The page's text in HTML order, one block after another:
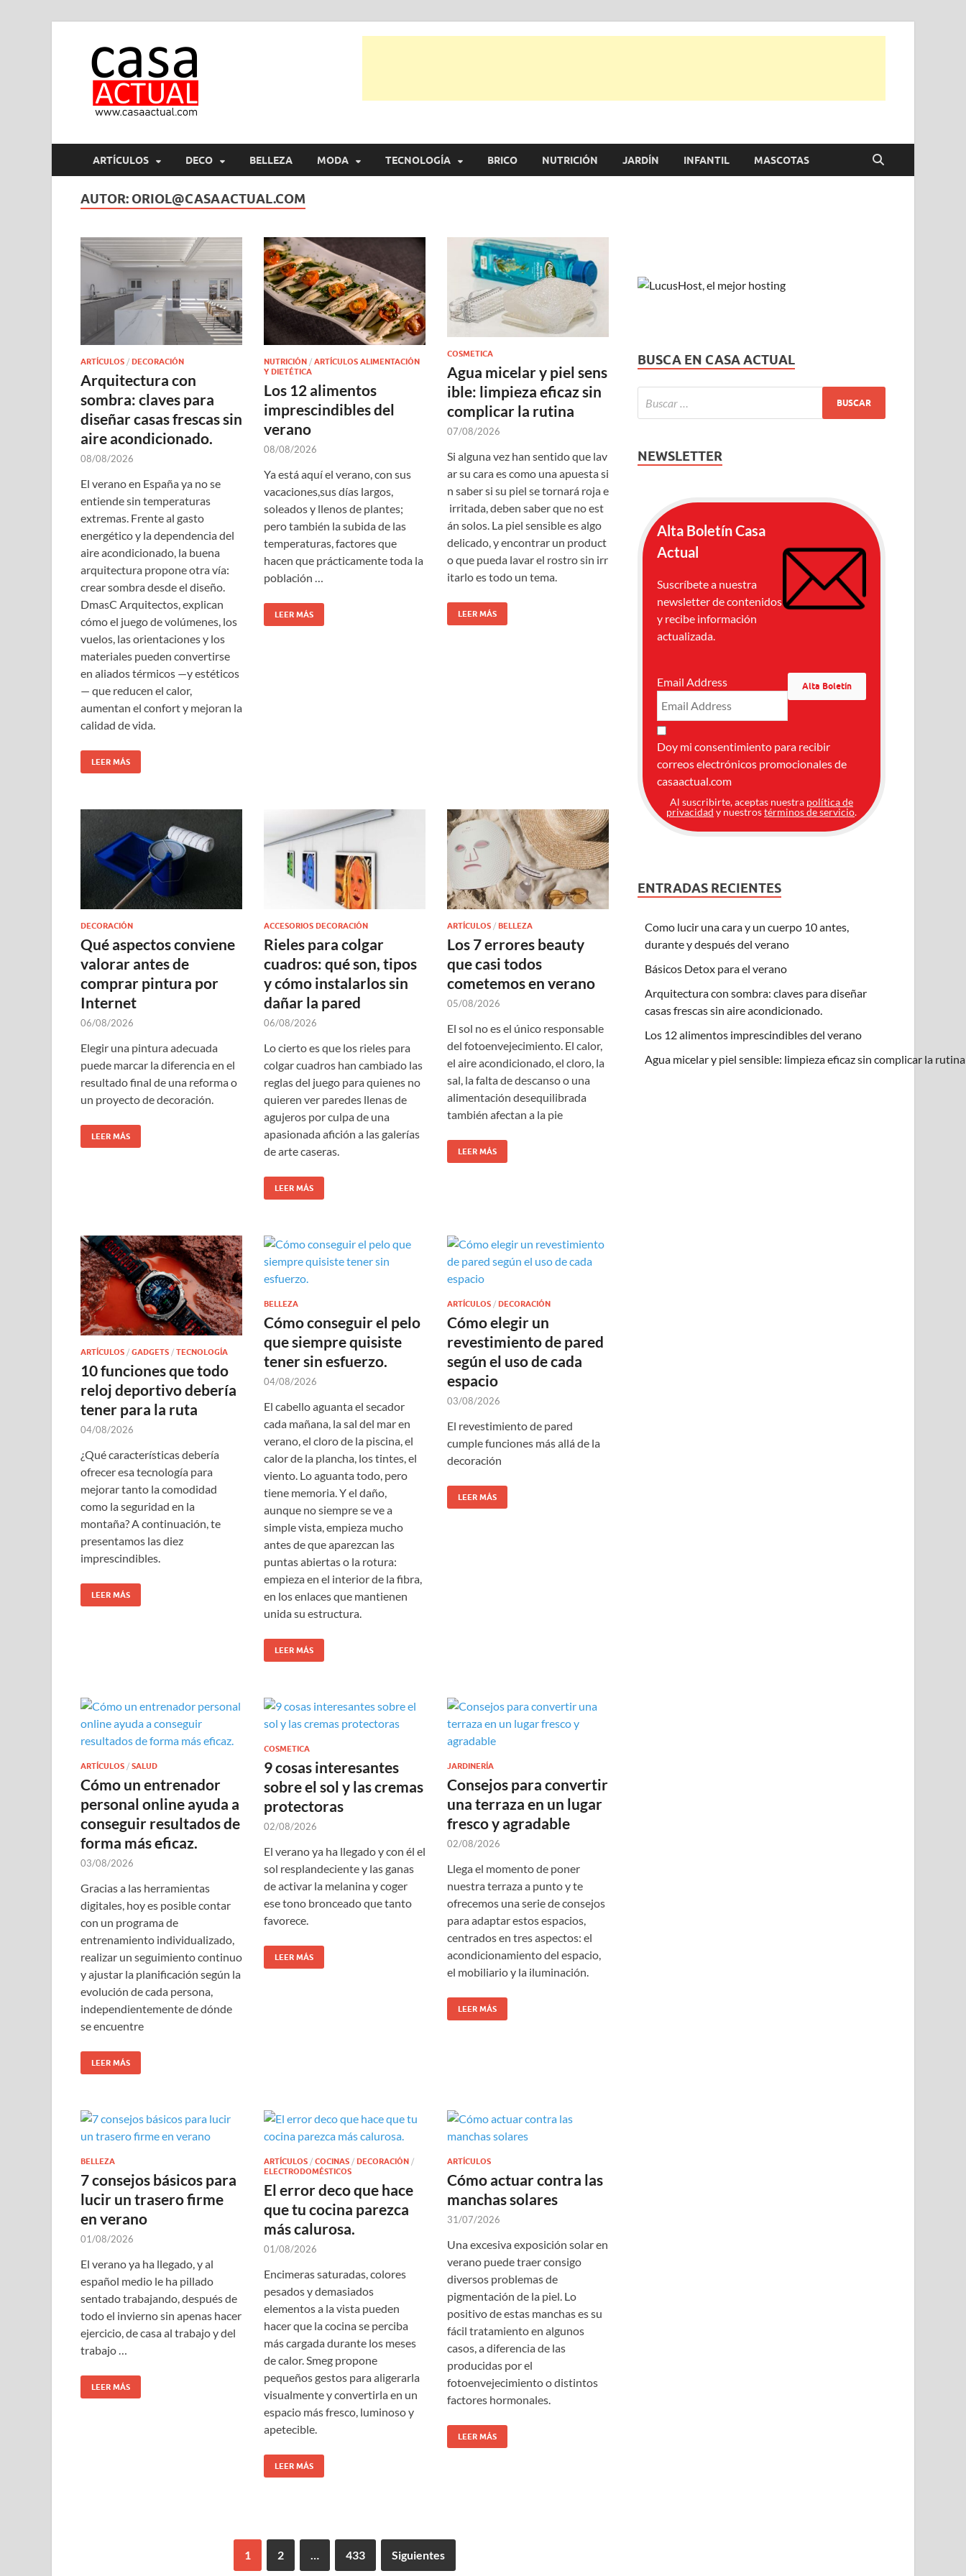
ARTÍCULOS DECO BELLEZA MODA TECNOLOGÍA BRICO NUTRICIÓN JARDÍN INFANTIL MASCOTAS
AUTOR: ORIOL@CASAACTUAL.COM
ARTÍCULOS / DECORACIÓN
Arquitectura con
sombra: claves para
diseñar casas frescas sin
aire acondicionado.
08/08/2026
El verano en España ya no se
entiende sin temperaturas
extremas. Frente al gasto
energético y la dependencia del
aire acondicionado, la buena
arquitectura propone otra vía:
crear sombra desde el diseño.
DmasC Arquitectos, explican
cómo el juego de volúmenes, los
vuelos, las orientaciones y los
materiales pueden convertirse
en aliados térmicos —y estéticos
— que reducen el calor,
aumentan el confort y mejoran la
calidad de vida.
LEER MÁS
NUTRICIÓN / ARTÍCULOS ALIMENTACIÓN
Y DIETÉTICA
Los 12 alimentos
imprescindibles del
verano
08/08/2026
Ya está aquí el verano, con sus
vacaciones,sus días largos,
soleados y llenos de plantes;
pero también la subida de las
temperaturas, factores que
hacen que prácticamente toda la
población …
LEER MÁS
COSMETICA
Agua micelar y piel sens
ible: limpieza eficaz sin
complicar la rutina
07/08/2026
Si alguna vez han sentido que lav
ar su cara es como una apuesta si
n saber si su piel se tornará roja e
irritada, deben saber que no est
án solos. La piel sensible es algo
delicado, y encontrar un product
o que pueda lavar el rostro sin irr
itarlo es todo un tema.
LEER MÁS
DECORACIÓN
Qué aspectos conviene
valorar antes de
comprar pintura por
Internet
06/08/2026
Elegir una pintura adecuada
puede marcar la diferencia en el
resultado final de una reforma o
un proyecto de decoración.
LEER MÁS
ACCESORIOS DECORACIÓN
Rieles para colgar
cuadros: qué son, tipos
y cómo instalarlos sin
dañar la pared
06/08/2026
Lo cierto es que los rieles para
colgar cuadros han cambiado las
reglas del juego para quienes no
quieren ver paredes llenas de
agujeros por culpa de una
apasionada afición a las galerías
de arte caseras.
LEER MÁS
ARTÍCULOS / BELLEZA
Los 7 errores beauty
que casi todos
cometemos en verano
05/08/2026
El sol no es el único responsable
del fotoenvejecimiento. El calor,
el aire acondicionado, el cloro, la
sal, la falta de descanso o una
alimentación desequilibrada
también afectan a la pie
LEER MÁS
ARTÍCULOS / GADGETS / TECNOLOGÍA
10 funciones que todo
reloj deportivo debería
tener para la ruta
04/08/2026
¿Qué características debería
ofrecer esa tecnología para
mejorar tanto la comodidad
como la seguridad en la
montaña? A continuación, te
presentamos las diez
imprescindibles.
LEER MÁS
BELLEZA
Cómo conseguir el pelo
que siempre quisiste
tener sin esfuerzo.
04/08/2026
El cabello aguanta el secador
cada mañana, la sal del mar en
verano, el cloro de la piscina, el
calor de la plancha, los tintes, el
viento. Lo aguanta todo, pero
tiene memoria. Y el daño,
aunque no siempre se ve a
simple vista, empieza mucho
antes de que aparezcan las
puntas abiertas o la rotura:
empieza en el interior de la fibra,
en los enlaces que mantienen
unida su estructura.
LEER MÁS
ARTÍCULOS / DECORACIÓN
Cómo elegir un
revestimiento de pared
según el uso de cada
espacio
03/08/2026
El revestimiento de pared
cumple funciones más allá de la
decoración
LEER MÁS
ARTÍCULOS / SALUD
Cómo un entrenador
personal online ayuda a
conseguir resultados de
forma más eficaz.
03/08/2026
Gracias a las herramientas
digitales, hoy es posible contar
con un programa de
entrenamiento individualizado,
realizar un seguimiento continuo
y ajustar la planificación según la
evolución de cada persona,
independientemente de dónde
se encuentre
LEER MÁS
COSMETICA
9 cosas interesantes
sobre el sol y las cremas
protectoras
02/08/2026
El verano ya ha llegado y con él el
sol resplandeciente y las ganas
de activar la melanina y coger
ese tono bronceado que tanto
favorece.
LEER MÁS
JARDINERÍA
Consejos para convertir
una terraza en un lugar
fresco y agradable
02/08/2026
Llega el momento de poner
nuestra terraza a punto y te
ofrecemos una serie de consejos
para adaptar estos espacios,
centrados en tres aspectos: el
acondicionamiento del espacio,
el mobiliario y la iluminación.
LEER MÁS
BELLEZA
7 consejos básicos para
lucir un trasero firme
en verano
01/08/2026
El verano ya ha llegado, y al
español medio le ha pillado
sentado trabajando, después de
todo el invierno sin apenas hacer
ejercicio, de casa al trabajo y del
trabajo …
LEER MÁS
ARTÍCULOS / COCINAS / DECORACIÓN /
ELECTRODOMÉSTICOS
El error deco que hace
que tu cocina parezca
más calurosa.
01/08/2026
Encimeras saturadas, colores
pesados y demasiados
elementos a la vista pueden
hacer que la cocina se perciba
más cargada durante los meses
de calor. Smeg propone
pequeños gestos para aligerarla
visualmente y convertirla en un
espacio más fresco, luminoso y
apetecible.
LEER MÁS
ARTÍCULOS
Cómo actuar contra las
manchas solares
31/07/2026
Una excesiva exposición solar en
verano puede traer consigo
diversos problemas de
pigmentación de la piel. Lo
positivo de estas manchas es su
fácil tratamiento en algunos
casos, a diferencia de las
producidas por el
fotoenvejecimiento o distintos
factores hormonales.
LEER MÁS
1 2 … 433 Siguientes
BUSCA EN CASA ACTUAL
NEWSLETTER
Alta Boletín Casa
Actual
Suscríbete a nuestra
newsletter de contenidos
y recibe información
actualizada.
Email Address
Doy mi consentimiento para recibir
correos electrónicos promocionales de
casaactual.com
Al suscribirte, aceptas nuestra política de
privacidad y nuestrostérminos de servicio.
ENTRADAS RECIENTES
Como lucir una cara y un cuerpo 10 antes,
durante y después del verano
Básicos Detox para el verano
Arquitectura con sombra: claves para diseñar
casas frescas sin aire acondicionado.
Los 12 alimentos imprescindibles del verano
Agua micelar y piel sensible: limpieza eficaz sin complicar la